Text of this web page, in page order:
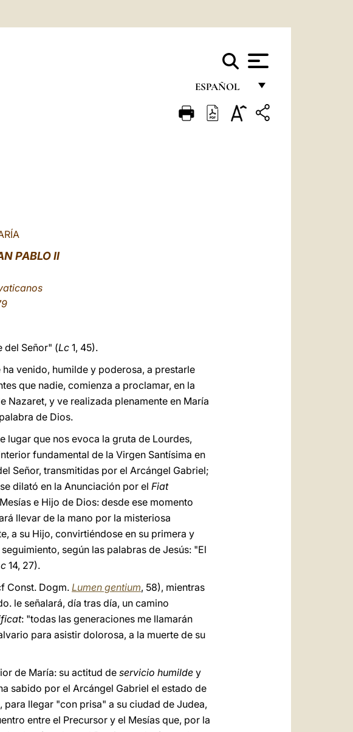
ESPAÑOL
FRANÇAIS
PABLO II
del Señor" (Lc 1, 45).
venido, humilde y poderosa, a prestarle
que nadie, comienza a proclamar, en la
Nazaret, y ve realizada plenamente en María
de Dios.
lugar que nos evoca la gruta de Lourdes,
fundamental de la Virgen Santísima en
Señor, transmitidas por el Arcángel Gabriel;
dilató en la Anunciación por el Fiat
e Hijo de Dios: desde ese momento
llevar de la mano por la misteriosa
a su Hijo, convirtiéndose en su primera y
según las palabras de Jesús: "El
14, 27).
Const. Dogm. Lumen gentium, 58), mientras
le señalará, día tras día, un camino
: "todas las generaciones me llamarán
para asistir dolorosa, a la muerte de su
de María: su actitud de servicio humilde y
sabido por el Arcángel Gabriel el estado de
para llegar "con prisa" a su ciudad de Judea,
entre el Precursor y el Mesías que, por la